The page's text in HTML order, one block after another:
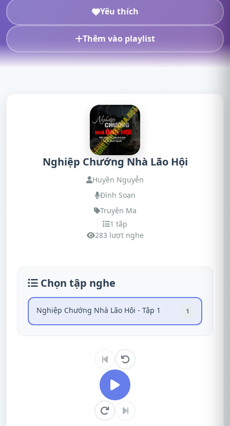
Yêu thích
Thêm vào playlist
Nghiệp Chướng Nhà Lão Hội
Huyền Nguyễn
Đình Soạn
Truyện Ma
1 tập
283 lượt nghe
Chọn tập nghe
Nghiệp Chướng Nhà Lão Hội - Tập 1 1